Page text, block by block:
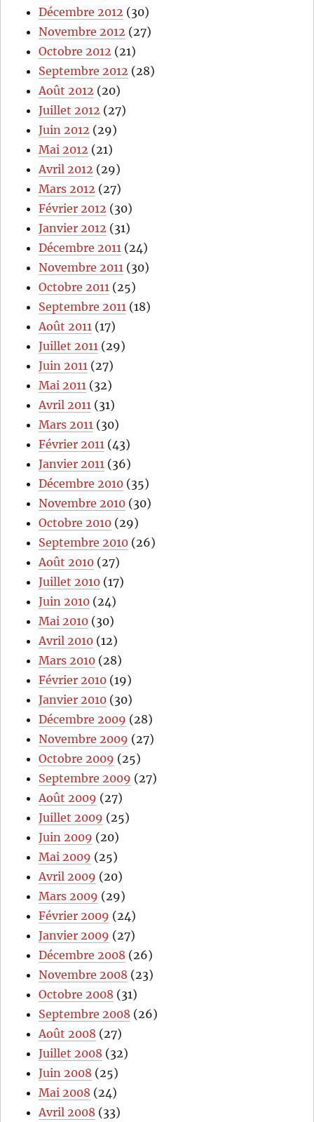
Décembre 2012 (30)
Novembre 2012 (27)
Octobre 2012 (21)
Septembre 2012 (28)
Août 2012 (20)
Juillet 2012 (27)
Juin 2012 (29)
Mai 2012 (21)
Avril 2012 (29)
Mars 2012 (27)
Février 2012 (30)
Janvier 2012 (31)
Décembre 2011 (24)
Novembre 2011 (30)
Octobre 2011 (25)
Septembre 2011 (18)
Août 2011 (17)
Juillet 2011 (29)
Juin 2011 (27)
Mai 2011 (32)
Avril 2011 (31)
Mars 2011 (30)
Février 2011 (43)
Janvier 2011 (36)
Décembre 2010 (35)
Novembre 2010 (30)
Octobre 2010 (29)
Septembre 2010 (26)
Août 2010 (27)
Juillet 2010 (17)
Juin 2010 (24)
Mai 2010 (30)
Avril 2010 (12)
Mars 2010 (28)
Février 2010 (19)
Janvier 2010 (30)
Décembre 2009 (28)
Novembre 2009 (27)
Octobre 2009 (25)
Septembre 2009 (27)
Août 2009 (27)
Juillet 2009 (25)
Juin 2009 (20)
Mai 2009 (25)
Avril 2009 (20)
Mars 2009 (29)
Février 2009 (24)
Janvier 2009 (27)
Décembre 2008 (26)
Novembre 2008 (23)
Octobre 2008 (31)
Septembre 2008 (26)
Août 2008 (27)
Juillet 2008 (32)
Juin 2008 (25)
Mai 2008 (24)
Avril 2008 (33)